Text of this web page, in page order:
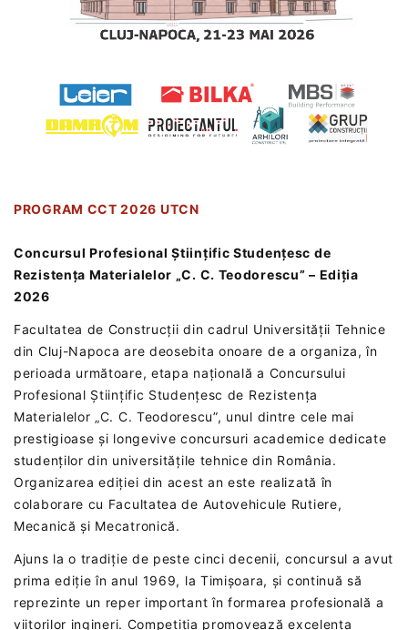
PROGRAM CCT 2026 UTCN
Concursul Profesional Științific Studențesc de
Rezistența Materialelor „C. C. Teodorescu” – Ediția
2026
Facultatea de Construcții din cadrul Universității Tehnice
din Cluj-Napoca are deosebita onoare de a organiza, în
perioada următoare, etapa națională a Concursului
Profesional Științific Studențesc de Rezistența
Materialelor „C. C. Teodorescu”, unul dintre cele mai
prestigioase și longevive concursuri academice dedicate
studenților din universitățile tehnice din România.
Organizarea ediției din acest an este realizată în
colaborare cu Facultatea de Autovehicule Rutiere,
Mecanică și Mecatronică.
Ajuns la o tradiție de peste cinci decenii, concursul a avut
prima ediție în anul 1969, la Timișoara, și continuă să
reprezinte un reper important în formarea profesională a
viitorilor ingineri. Competiția promovează excelența